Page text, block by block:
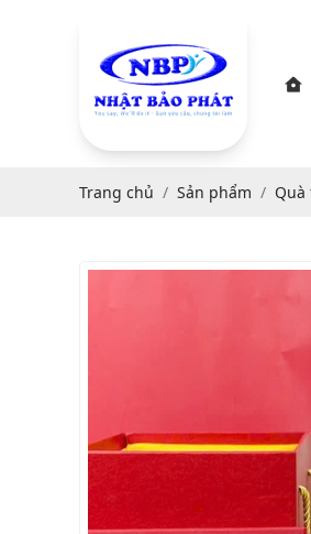
Trang chủ Sản phẩm Quà